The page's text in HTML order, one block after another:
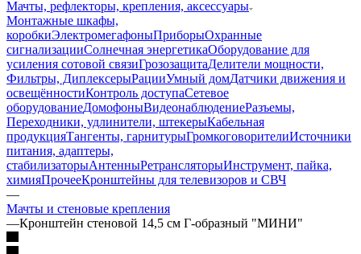
Мачты, рефлекторы, крепления, аксессуары
Монтажные шкафы,
коробкиЭлектромегафоныПриборыОхранные
сигнализацииСолнечная энергетикаОборудование для
усиления сотовой связиГрозозащитаДелители мощности,
Фильтры, ДиплексерыРацииУмный домДатчики движения и
освещённостиКонтроль доступаСетевое
оборудованиеДомофоныВидеонаблюдениеРазъемы,
Переходники, удлинители, штекерыКабельная
продукцияТангенты, гарнитурыГромкоговорителиИсточники
питания, адаптеры,
стабилизаторыАнтенныРетрансляторыИнструмент, пайка,
химияПрочееКронштейны для телевизоров и СВЧ
—
Мачты и стеновые крепления
—Кронштейн стеновой 14,5 см Г-образный "МИНИ"